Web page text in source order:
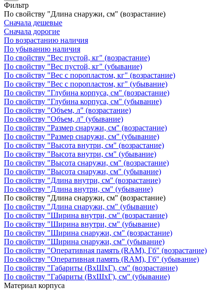
Фильтр
По свойству "Длина снаружи, см" (возрастание)
Сначала дешевые
Сначала дорогие
По возрастанию наличия
По убыванию наличия
По свойству "Вес пустой, кг" (возрастание)
По свойству "Вес пустой, кг" (убывание)
По свойству "Вес с поропластом, кг" (возрастание)
По свойству "Вес с поропластом, кг" (убывание)
По свойству "Глубина корпуса, см" (возрастание)
По свойству "Глубина корпуса, см" (убывание)
По свойству "Объем, л" (возрастание)
По свойству "Объем, л" (убывание)
По свойству "Размер снаружи, см" (возрастание)
По свойству "Размер снаружи, см" (убывание)
По свойству "Высота внутри, см" (возрастание)
По свойству "Высота внутри, см" (убывание)
По свойству "Высота снаружи, см" (возрастание)
По свойству "Высота снаружи, см" (убывание)
По свойству "Длина внутри, см" (возрастание)
По свойству "Длина внутри, см" (убывание)
По свойству "Длина снаружи, см" (возрастание)
По свойству "Длина снаружи, см" (убывание)
По свойству "Ширина внутри, см" (возрастание)
По свойству "Ширина внутри, см" (убывание)
По свойству "Ширина снаружи, см" (возрастание)
По свойству "Ширина снаружи, см" (убывание)
По свойству "Оперативная память (RAM), Гб" (возрастание)
По свойству "Оперативная память (RAM), Гб" (убывание)
По свойству "Габариты (ВхШхГ), см" (возрастание)
По свойству "Габариты (ВхШхГ), см" (убывание)
Материал корпуса